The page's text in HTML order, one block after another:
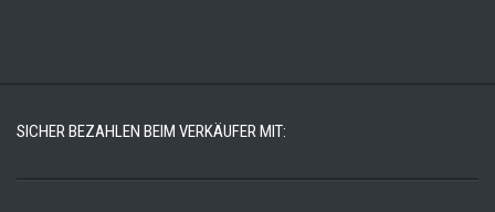
SICHER BEZAHLEN BEIM VERKÄUFER MIT: